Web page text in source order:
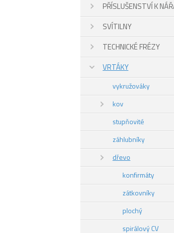
PŘÍSLUŠENSTVÍ K
SVÍTILNY
TECHNICKÉ FRÉZY
VRTÁKY
vykružováky
kov
stupňovité
záhlubníky
dřevo
konfirmáty
zátkovníky
plochý
spirálový CV